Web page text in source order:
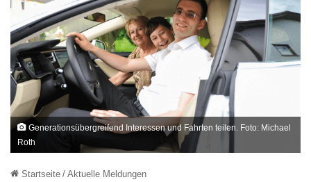
Generationsübergreifend Interessen und Fahrten teilen. Foto: Michael
Roth
Startseite / Aktuelle Meldungen